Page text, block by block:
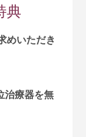
典
めいただき
治療器を無